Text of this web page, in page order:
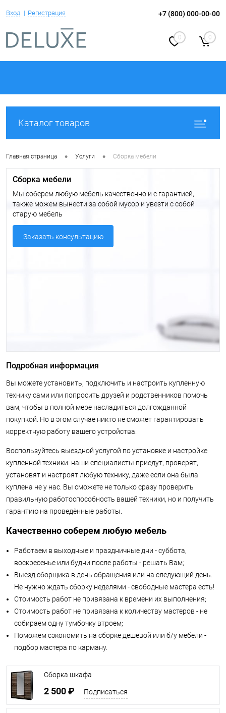
Вход Регистрация +7 (800) 000-00-00
0 0
Каталог товаров
Главная страница • Услуги • Сборка мебели
Сборка мебели
Мы соберем любую мебель качественно и с гарантией,
также можем вынести за собой мусор и увезти с собой
старую мебель
Заказать консультацию
Подробная информация
Вы можете установить, подключить и настроить купленную
технику сами или попросить друзей и родственников помочь
вам, чтобы в полной мере насладиться долгожданной
покупкой. Но в этом случае никто не сможет гарантировать
корректную работу вашего устройства.
Воспользуйтесь выездной услугой по установке и настройке
купленной техники: наши специалисты приедут, проверят,
установят и настроят любую технику, даже если она была
куплена не у нас. Вы сможете не только сразу проверить
правильную работоспособность вашей техники, но и получить
гарантию на проведённые работы.
Качественно соберем любую мебель
Работаем в выходные и праздничные дни - суббота,
воскресенье или будни после работы - решать Вам;
Выезд сборщика в день обращения или на следующий день.
Не нужно ждать сборку неделями - свободные мастера есть!
Стоимость работ не привязана к времени их выполнения;
Стоимость работ не привязана к количеству мастеров - не
собираем одну тумбочку втроем;
Поможем сэкономить на сборке дешевой или б/у мебели -
подбор мастера по карману.
Сборка шкафа
2 500 ₽ Подписаться